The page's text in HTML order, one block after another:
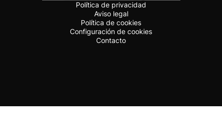
Política de privacidad
Aviso legal
Política de cookies
Configuración de cookies
Contacto